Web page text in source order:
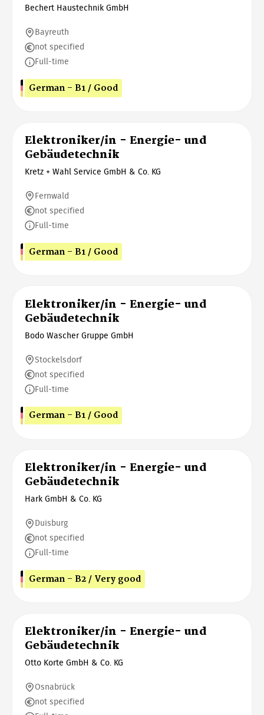
Bechert Haustechnik GmbH
Bayreuth
not specified
Full-time
German - B1 / Good
Elektroniker/in - Energie- und
Gebäudetechnik
Kretz + Wahl Service GmbH & Co. KG
Fernwald
not specified
Full-time
German - B1 / Good
Elektroniker/in - Energie- und
Gebäudetechnik
Bodo Wascher Gruppe GmbH
Stockelsdorf
not specified
Full-time
German - B1 / Good
Elektroniker/in - Energie- und
Gebäudetechnik
Hark GmbH & Co. KG
Duisburg
not specified
Full-time
German - B2 / Very good
Elektroniker/in - Energie- und
Gebäudetechnik
Otto Korte GmbH & Co. KG
Osnabrück
not specified